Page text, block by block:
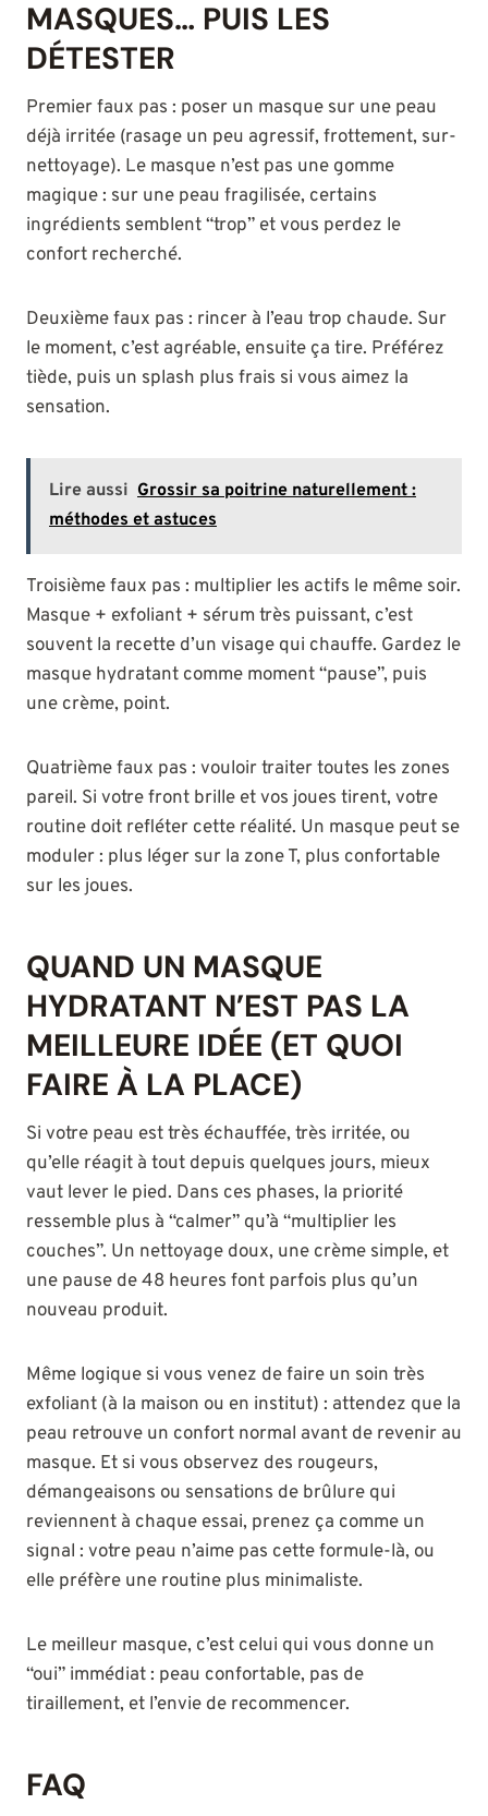
MASQUES… PUIS LES
DÉTESTER
Premier faux pas : poser un masque sur une peau
déjà irritée (rasage un peu agressif, frottement, sur-
nettoyage). Le masque n’est pas une gomme
magique : sur une peau fragilisée, certains
ingrédients semblent “trop” et vous perdez le
confort recherché.
Deuxième faux pas : rincer à l’eau trop chaude. Sur
le moment, c’est agréable, ensuite ça tire. Préférez
tiède, puis un splash plus frais si vous aimez la
sensation.
Lire aussi Grossir sa poitrine naturellement :
méthodes et astuces
Troisième faux pas : multiplier les actifs le même soir.
Masque + exfoliant + sérum très puissant, c’est
souvent la recette d’un visage qui chauffe. Gardez le
masque hydratant comme moment “pause”, puis
une crème, point.
Quatrième faux pas : vouloir traiter toutes les zones
pareil. Si votre front brille et vos joues tirent, votre
routine doit refléter cette réalité. Un masque peut se
moduler : plus léger sur la zone T, plus confortable
sur les joues.
QUAND UN MASQUE
HYDRATANT N’EST PAS LA
MEILLEURE IDÉE (ET QUOI
FAIRE À LA PLACE)
Si votre peau est très échauffée, très irritée, ou
qu’elle réagit à tout depuis quelques jours, mieux
vaut lever le pied. Dans ces phases, la priorité
ressemble plus à “calmer” qu’à “multiplier les
couches”. Un nettoyage doux, une crème simple, et
une pause de 48 heures font parfois plus qu’un
nouveau produit.
Même logique si vous venez de faire un soin très
exfoliant (à la maison ou en institut) : attendez que la
peau retrouve un confort normal avant de revenir au
masque. Et si vous observez des rougeurs,
démangeaisons ou sensations de brûlure qui
reviennent à chaque essai, prenez ça comme un
signal : votre peau n’aime pas cette formule-là, ou
elle préfère une routine plus minimaliste.
Le meilleur masque, c’est celui qui vous donne un
“oui” immédiat : peau confortable, pas de
tiraillement, et l’envie de recommencer.
FAQ